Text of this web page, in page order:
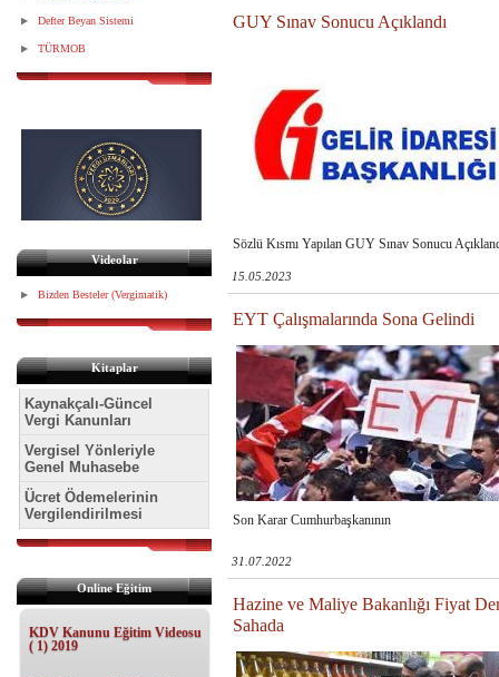
Defter Beyan Sistemi
TÜRMOB
Videolar
Bizden Besteler (Vergimatik)
Kitaplar
Kaynakçalı-Güncel
Vergi Kanunları
Vergisel Yönleriyle
Genel Muhasebe
Ücret Ödemelerinin
Vergilendirilmesi
Online Eğitim
KDV Kanunu Eğitim Videosu
( 1) 2019
GUY Sınav Sonucu Açıklandı
Sözlü Kısmı Yapılan GUY Sınav Sonucu
15.05.2023
EYT Çalışmalarında Sona Gelindi
Son Karar Cumhurbaşkanının
31.07.2022
Hazine ve Maliye Bakanlığı Fiyat
Sahada